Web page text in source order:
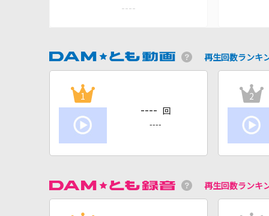
----
再生回数ランキ
1
---- 回
----
2
再生回数ランキ